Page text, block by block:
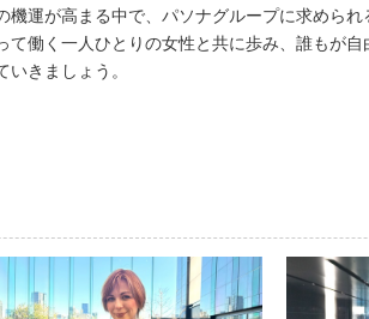
運が高まる中で、パソナグループに求められ
て働く一人ひとりの女性と共に歩み、誰もが自
きましょう。